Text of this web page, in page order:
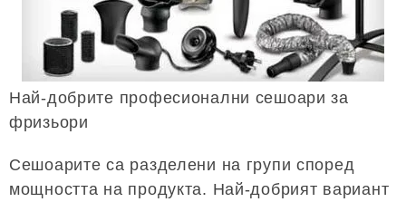
Най-добрите професионални сешоари за
фризьори
Сешоарите са разделени на групи според
мощността на продукта. Най-добрият вариант